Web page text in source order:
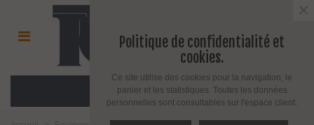
MENU
Politique de confidentialité et
cookies.
Ce site utilise des cookies pour la navigation, le
panier et les statistiques. Toutes les données
personnelles sont consultables sur l'espace client.